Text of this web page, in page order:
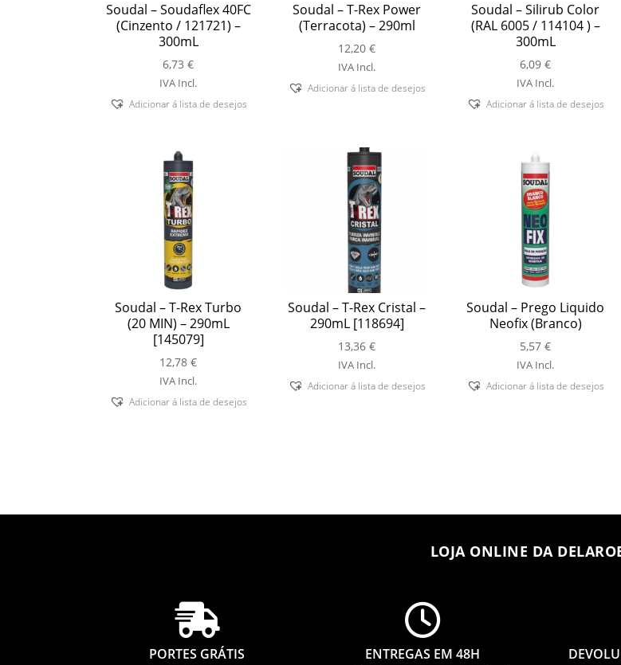
Soudal – Soudaflex 40FC
(Cinzento / 121721) –
300mL
6,73€
IVA Incl.
Adicionar á lista de desejos
Soudal – T-Rex Power
(Terracota) – 290ml
12,20€
IVA Incl.
Adicionar á lista de desejos
Soudal – Silirub Color
(RAL 6005 / 114104 ) –
300mL
6,09€
IVA Incl.
Adicionar á lista de desejos
Soudal – T-Rex Turbo
(20 MIN) – 290mL
[145079]
12,78€
IVA Incl.
Adicionar á lista de desejos
Soudal – T-Rex Cristal –
290mL [118694]
13,36€
IVA Incl.
Adicionar á lista de desejos
Soudal – Prego Liquido
Neofix (Branco)
5,57€
IVA Incl.
Adicionar á lista de desejos
LOJA ONLINE DA

PORTES GRÁTIS

ENTREGAS EM 48H